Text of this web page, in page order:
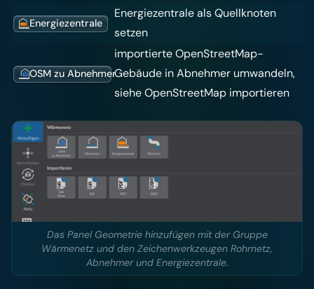
Energiezentrale
Energiezentrale als Quellknoten
setzen
OSM zu Abnehmer
importierte OpenStreetMap-
Gebäude in Abnehmer umwandeln,
sieheOpenStreetMap importieren
Das Panel Geometrie hinzufügen mit der Gruppe
Wärmenetz und den Zeichenwerkzeugen Rohrnetz,
Abnehmer und Energiezentrale.